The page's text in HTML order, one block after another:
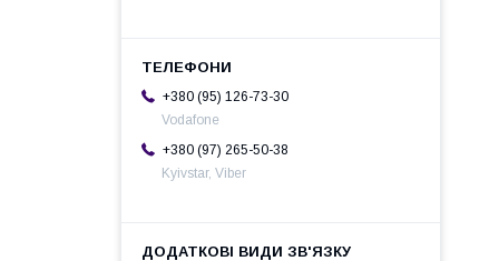
+380 (95) 126-73-30
Vodafone
+380 (97) 265-50-38
Kyivstar, Viber